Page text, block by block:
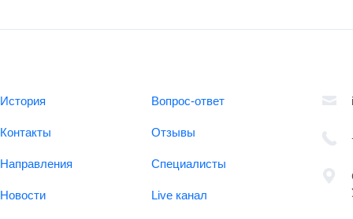
История Вопрос-ответ
Контакты Отзывы
Направления Специалисты
Новости Live канал